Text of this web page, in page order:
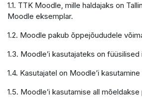
1.1. TTK Moodle, mille haldajaks on
Moodle eksemplar.
1.2. Moodle pakub õppejõududele
1.3. Moodle’i kasutajateks on
1.4. Kasutajatel on Moodle’i
1.5. Moodle’i kasutamise all